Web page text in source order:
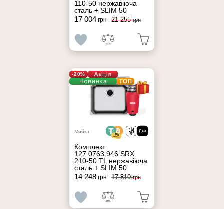
110-50 нержавіюча
сталь + SLIM 50
17 004 грн 21 255грн
-20%
Мийка
Комплект
127.0763.946 SRX
210-50 TL нержавіюча
сталь + SLIM 50
14 248 грн 17 810грн